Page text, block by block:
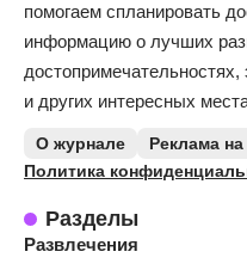
помогаем спланировать
информацию о лучших
достопримечательностях,
и других интересных
О журнале Реклама на
Политика
Разделы
Развлечения